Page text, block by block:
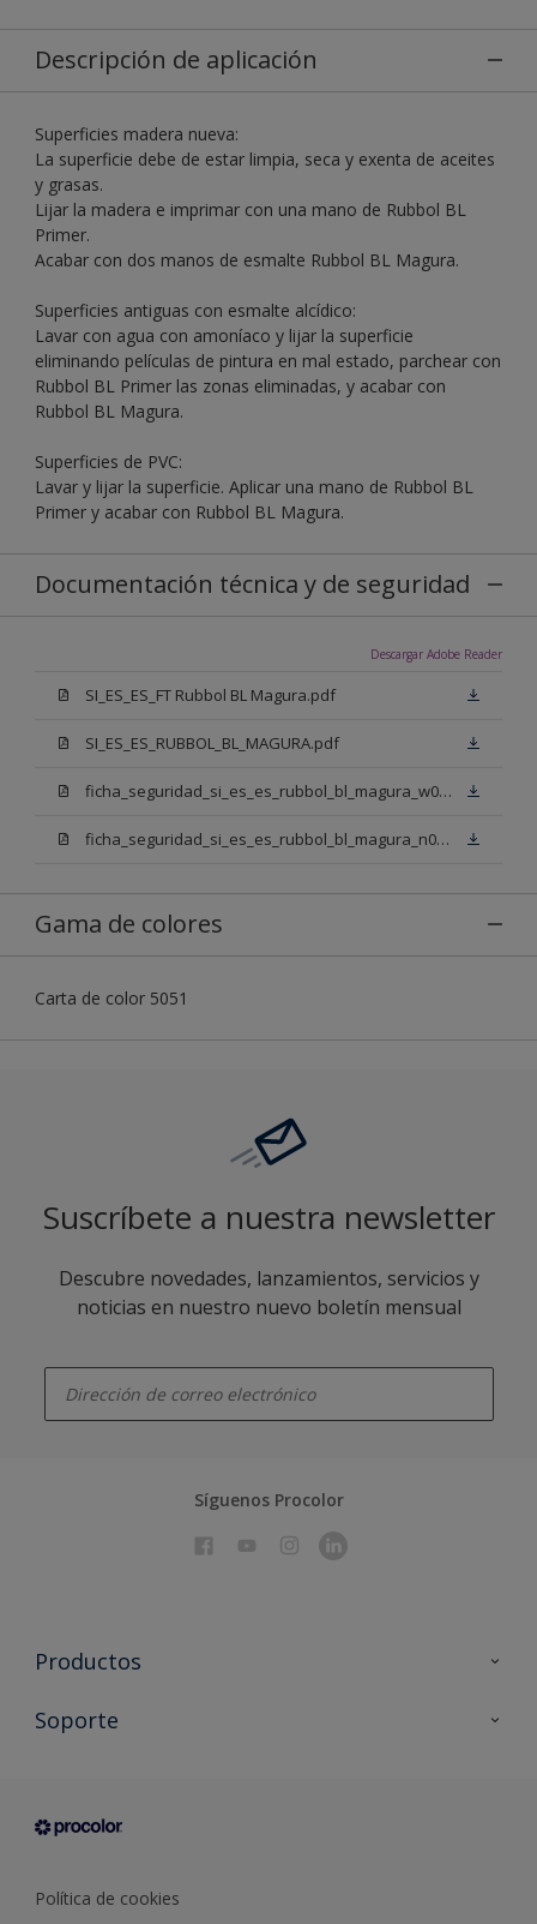
Descripción de aplicación
Superficies madera nueva:
La superficie debe de estar limpia, seca y exenta de aceites
y grasas.
Lijar la madera e imprimar con una mano de Rubbol BL
Primer.
Acabar con dos manos de esmalte Rubbol BL Magura.
Superficies antiguas con esmalte alcídico:
Lavar con agua con amoníaco y lijar la superficie
eliminando películas de pintura en mal estado, parchear con
Rubbol BL Primer las zonas eliminadas, y acabar con
Rubbol BL Magura.
Superficies de PVC:
Lavar y lijar la superficie. Aplicar una mano de Rubbol BL
Primer y acabar con Rubbol BL Magura.
Documentación técnica y de seguridad
Descargar Adobe Reader
SI_ES_ES_FT Rubbol BL Magura.pdf
SI_ES_ES_RUBBOL_BL_MAGURA.pdf
ficha_seguridad_si_es_es_rubbol_bl_magura_w05.pdf
ficha_seguridad_si_es_es_rubbol_bl_magura_n00.pdf
Gama de colores
Carta de color 5051
Suscríbete a nuestra newsletter
Descubre novedades, lanzamientos, servicios y
noticias en nuestro nuevo boletín mensual
Síguenos Procolor
Productos
Todos los productos
Condiciones generales de venta
Soporte
Sobre Procolor
Política de cookies